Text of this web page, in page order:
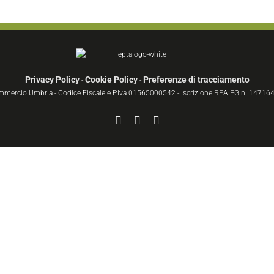
Privacy Policy- Cookie Policy- Preferenze di tracciamento
Umbria - Codice Fiscale e P.Iva 01565000542 - Iscrizione REA PG n.
FacebookYouTube